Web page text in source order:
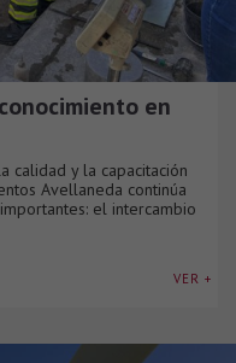
en
calidad y la capacitación
Avellaneda continúa
el intercambio
VER +